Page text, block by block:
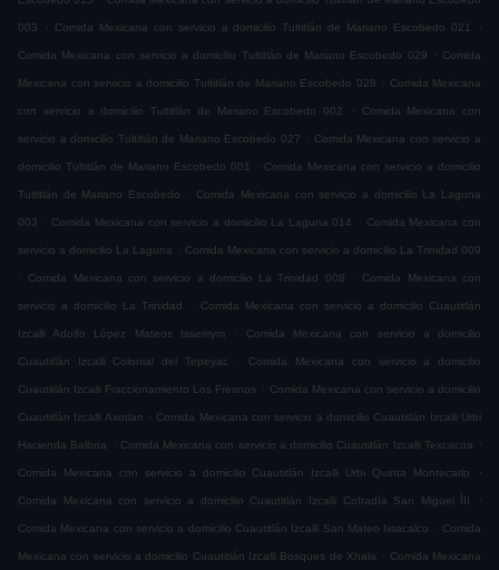
003 . Comida Mexicana con servicio a domicilio Tultitlán de Mariano Escobedo 021 .
Comida Mexicana con servicio a domicilio Tultitlán de Mariano Escobedo 029 . Comida
Mexicana con servicio a domicilio Tultitlán de Mariano Escobedo 028 . Comida Mexicana
con servicio a domicilio Tultitlán de Mariano Escobedo 002 . Comida Mexicana con
servicio a domicilio Tultitlán de Mariano Escobedo 027 . Comida Mexicana con servicio a
domicilio Tultitlán de Mariano Escobedo 001 . Comida Mexicana con servicio a domicilio
Tultitlán de Mariano Escobedo . Comida Mexicana con servicio a domicilio La Laguna
003 . Comida Mexicana con servicio a domicilio La Laguna 014 . Comida Mexicana con
servicio a domicilio La Laguna . Comida Mexicana con servicio a domicilio La Trinidad 009
.
Comida Mexicana con servicio a domicilio La Trinidad 008 . Comida Mexicana con
servicio a domicilio La Trinidad . Comida Mexicana con servicio a domicilio Cuautitlán
Izcalli Adolfo López Mateos Issemym . Comida Mexicana con servicio a domicilio
Cuautitlán Izcalli Colonial del Tepeyac . Comida Mexicana con servicio a domicilio
Cuautitlán Izcalli Fraccionamiento Los Fresnos . Comida Mexicana con servicio a domicilio
Cuautitlán Izcalli Axotlan . Comida Mexicana con servicio a domicilio Cuautitlán Izcalli Urbi
Hacienda Balboa . Comida Mexicana con servicio a domicilio Cuautitlán Izcalli Texcacoa .
Comida Mexicana con servicio a domicilio Cuautitlán Izcalli Urbi Quinta Montecarlo .
Comida Mexicana con servicio a domicilio Cuautitlán Izcalli Cofradía San Miguel ÌII .
Comida Mexicana con servicio a domicilio Cuautitlán Izcalli San Mateo Ixtacalco . Comida
Mexicana con servicio a domicilio Cuautitlán Izcalli Bosques de Xhala . Comida Mexicana